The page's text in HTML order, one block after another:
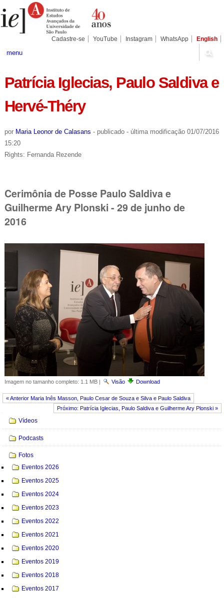
para
conteúdo.
Pessoais
Cadastre-se YouTube Instagram WhatsApp English
menu
Patrícia Iglecias, Paulo Saldiva e
Hervé-Théry
por Maria Leonor de Calasans - publicado - última modificação01/07/2016
15:20
Rights: Fernanda Rezende
Cerimônia de Posse Paulo Saldiva e
Guilherme Ary Plonski - 29 de junho de
2016
Imagem no tamanho completo: 1.1 MB| Visão Download
« Anterior Maria Inês Masson, Paulo Cesar de Souza e Silva e Paulo Saldiva
Próximo: Patrícia Iglecias, Paulo Saldiva e Guilherme Ary Plonski »
Navegação
Vídeos
Podcasts
Fotos
Eventos 2026
Eventos 2025
Eventos 2024
Eventos 2023
Eventos 2022
Eventos 2021
Eventos 2020
Eventos 2019
Eventos 2018
Eventos 2017